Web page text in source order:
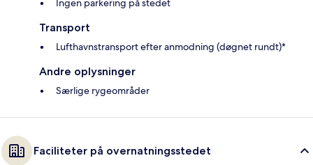
Ingen parkering på stedet
Transport
Lufthavnstransport efter anmodning (døgnet rundt)*
Andre oplysninger
Særlige rygeområder
Faciliteter på overnatningsstedet